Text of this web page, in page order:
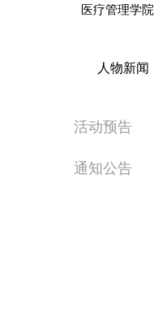
医疗管理学院
人物新闻
活动预告
通知公告